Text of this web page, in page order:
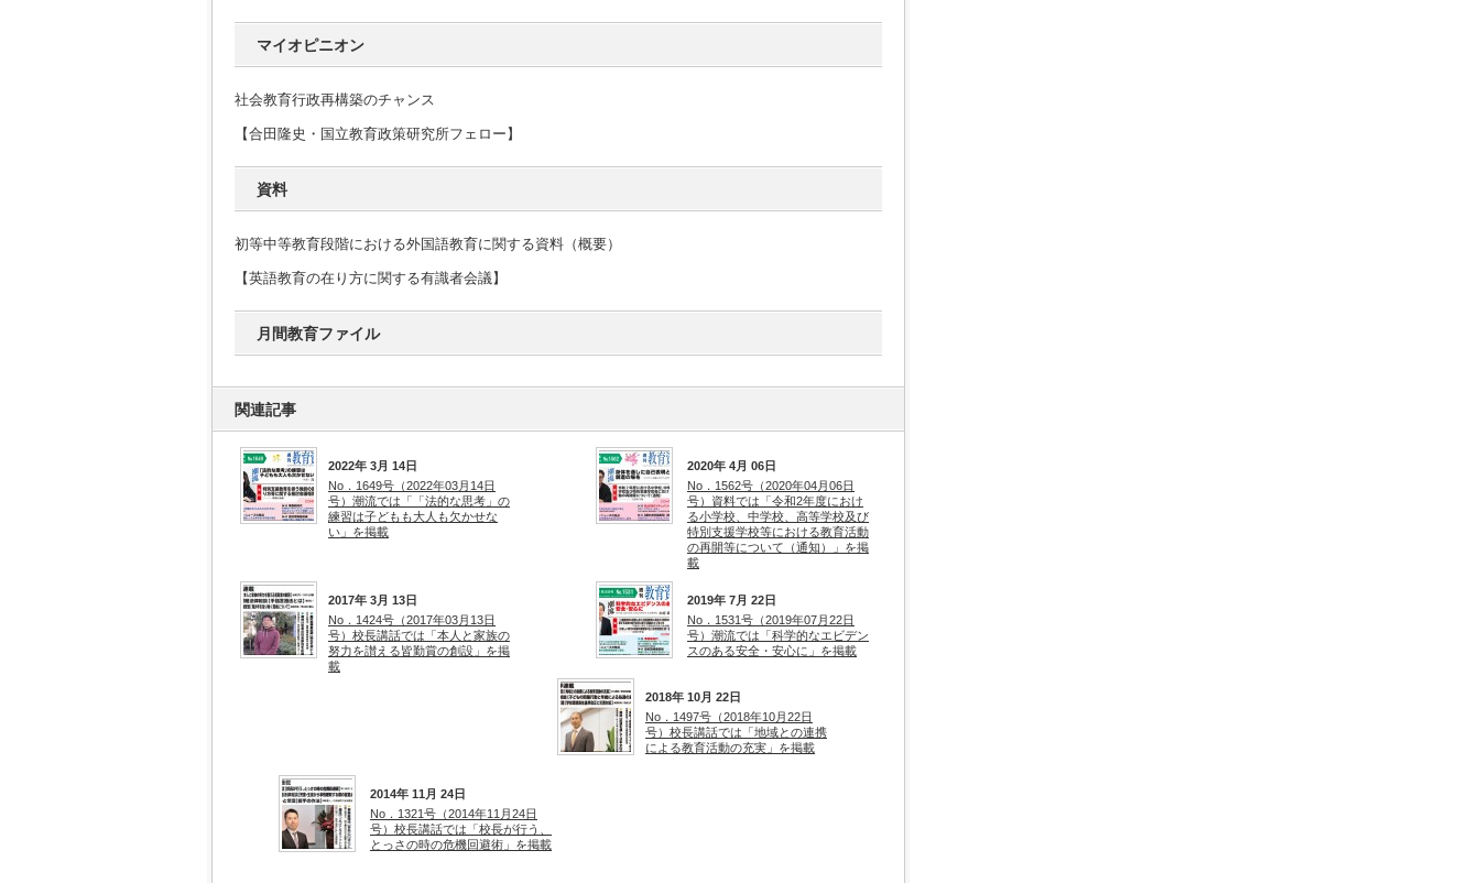
マイオピニオン
社会教育行政再構築のチャンス
【合田隆史・国立教育政策研究所フェロー】
資料
初等中等教育段階における外国語教育に関する資料（概要）
【英語教育の在り方に関する有識者会議】
月間教育ファイル
関連記事
2022年 3月 14日
No．1649号（2022年03月14日
号）潮流では「「法的な思考」の
練習は子どもも大人も欠かせな
い」を掲載
2020年 4月 06日
No．1562号（2020年04月06日
号）資料では「令和2年度におけ
る小学校、中学校、高等学校及び
特別支援学校等における教育活動
の再開等について（通知）」を掲
載
2017年 3月 13日
No．1424号（2017年03月13日
号）校長講話では「本人と家族の
努力を讃える皆勤賞の創設」を掲
載
2019年 7月 22日
No．1531号（2019年07月22日
号）潮流では「科学的なエビデン
スのある安全・安心に」を掲載
2018年 10月 22日
No．1497号（2018年10月22日
号）校長講話では「地域との連携
による教育活動の充実」を掲載
2014年 11月 24日
No．1321号（2014年11月24日
号）校長講話では「校長が行う、
とっさの時の危機回避術」を掲載